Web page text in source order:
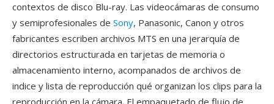
contextos de disco Blu-ray. Las videocámaras de consumo
y semiprofesionales de Sony, Panasonic, Canon y otros
fabricantes escriben archivos MTS en una jerarquía de
directorios estructurada en tarjetas de memoria o
almacenamiento interno, acompanados de archivos de
indice y lista de reproducción qué organizan los clips para la
reproducción en la cámara. El empaquetado de flujo de